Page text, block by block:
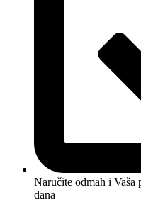
Naručite odmah i Vaša
dana